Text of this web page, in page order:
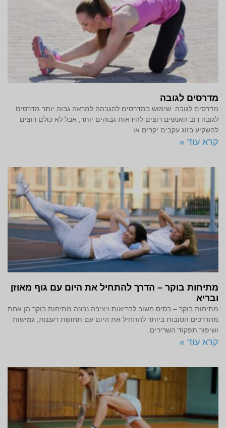
מדרסים לגובה
מדרסים לגובה שימוש במדרסים להגבהה למראה גבוה יותר מדרסים
לגובה רוב האנשים רוצים להיראות גבוהים יותר, אבל לא כולם רוצים
להשקיע בזוג עקבים יקרים או
קרא עוד »
מתיחות בוקר – הדרך להתחיל את היום עם גוף מאוזן
ובריא
מתיחות בוקר – בסיס חשוב לבריאות ויציבה נכונה מתיחות בוקר הן אחת
מהדרכים הטובות ביותר להתחיל את היום עם תחושת רעננות, גמישות
ושיפור תפקוד השרירים.
קרא עוד »